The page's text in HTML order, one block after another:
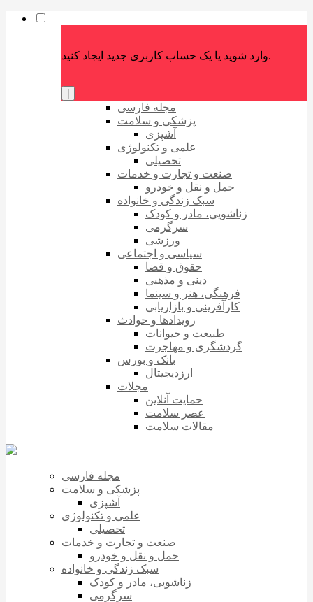
وارد شوید یا یک حساب کاربری جدید ایجاد کنید.
مجله فارسی
پزشکی و سلامت
آشپزی
علمی و تکنولوژی
تحصیلی
صنعت و تجارت و خدمات
حمل و نقل و خودرو
سبک زندگی و خانواده
زناشویی، مادر و کودک
سرگرمی
ورزشی
سیاسی و اجتماعی
حقوق و قضا
دینی و مذهبی
فرهنگی، هنر و سینما
کارآفرینی و بازاریابی
رویدادها و حوادث
طبیعت و حیوانات
گردشگری و مهاجرت
بانک و بورس
ارزدیجیتال
مجلات
حمایت آنلاین
عصر سلامت
مقالات سلامت
مجله فارسی
پزشکی و سلامت
آشپزی
علمی و تکنولوژی
تحصیلی
صنعت و تجارت و خدمات
حمل و نقل و خودرو
سبک زندگی و خانواده
زناشویی، مادر و کودک
سرگرمی